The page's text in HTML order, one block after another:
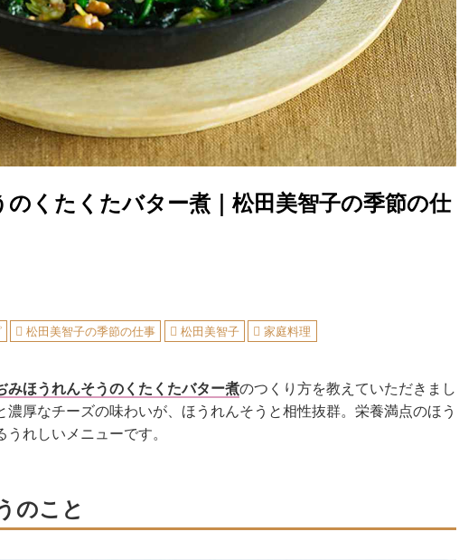
くたくたバター煮｜松田美智子の季節の仕
松田美智子の季節の仕事 松田美智子 家庭料理
みほうれんそうのくたくたバター煮のつくり方を教えていただきまし
濃厚なチーズの味わいが、ほうれんそうと相性抜群。栄養満点のほう
れしいメニューです。
のこと